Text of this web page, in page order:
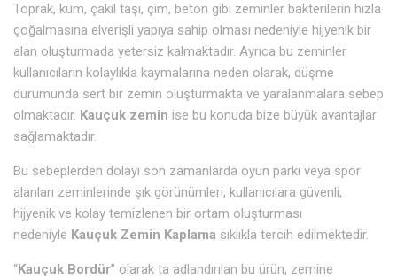
Toprak, kum, çakıl taşı, çim, beton gibi zeminler bakterilerin hızla
çoğalmasına elverişli yapıya sahip olması nedeniyle hijyenik bir
alan oluşturmada yetersiz kalmaktadır. Ayrıca bu zeminler
kullanıcıların kolaylıkla kaymalarına neden olarak, düşme
durumunda sert bir zemin oluşturmakta ve yaralanmalara sebep
olmaktadır. Kauçuk zemin ise bu konuda bize büyük avantajlar
sağlamaktadır.
Bu sebeplerden dolayı son zamanlarda oyun parkı veya spor
alanları zeminlerinde şık görünümleri, kullanıcılara güvenli,
hijyenik ve kolay temizlenen bir ortam oluşturması
nedeniyle Kauçuk Zemin Kaplama sıklıkla tercih edilmektedir.
“Kauçuk Bordür” olarak ta adlandırılan bu ürün, zemine